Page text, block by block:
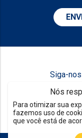
Nós
Para otimizar sua
fazemos uso de
que você está de
Siga-